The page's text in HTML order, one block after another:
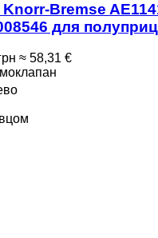
Bremse
для
≈ 58,31 €